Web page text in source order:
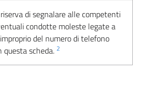
riserva di segnalare alle competenti
condotte moleste legate a
del numero di telefono
questa scheda. 2